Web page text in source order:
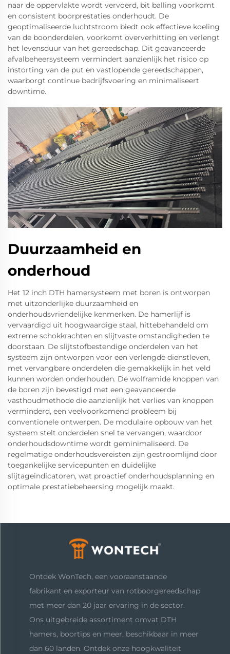
naar de oppervlakte wordt vervoerd, bit balling voorkomt
en consistent boorprestaties onderhoudt. De
geoptimaliseerde luchtstroom biedt ook effectieve koeling
van de boonderdelen, voorkomt oververhitting en verlengt
het levensduur van het gereedschap. Dit geavanceerde
afvalbeheersysteem vermindert aanzienlijk het risico op
instorting van de put en vastlopende gereedschappen,
waarborgt continue bedrijfsvoering en minimaliseert
downtime.
Duurzaamheid en
onderhoud
Het 12 inch DTH hamersysteem met boren is ontworpen
met uitzonderlijke duurzaamheid en
onderhoudsvriendelijke kenmerken. De hamerlijf is
vervaardigd uit hoogwaardige staal, hittebehandeld om
extreme schokkrachten en slijtvaste omstandigheden te
doorstaan. De slijtstofbestendige onderdelen van het
systeem zijn ontworpen voor een verlengde dienstleven,
met vervangbare onderdelen die gemakkelijk in het veld
kunnen worden onderhouden. De wolframide knoppen van
de boren zijn bevestigd met een geavanceerde
vasthoudmethode die aanzienlijk het verlies van knoppen
verminderd, een veelvoorkomend probleem bij
conventionele ontwerpen. De modulaire opbouw van het
systeem stelt onderdelen snel te vervangen, waardoor
onderhoudsdowntime wordt geminimaliseerd. De
regelmatige onderhoudsvereisten zijn gestroomlijnd door
toegankelijke servicepunten en duidelijke
slijtageindicatoren, wat proactief onderhoudsplanning en
optimale prestatiebeheersing mogelijk maakt.
Ontdek WonTech, een vooraanstaande
fabrikant en exporteur van rotboorgereedschap
met meer dan 20 jaar ervaring in de sector.
Ons uitgebreide assortiment omvat DTH
hamers, boortips en meer, beschikbaar in meer
dan 60 landen. Ontdek onze hoogkwaliteit